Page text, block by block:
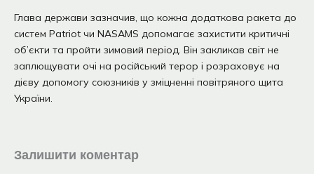
Глава держави зазначив, що кожна додаткова ракета до
систем Patriot чи NASAMS допомагає захистити критичні
об’єкти та пройти зимовий період. Він закликав світ не
заплющувати очі на російський терор і розраховує на
дієву допомогу союзників у зміцненні повітряного щита
України.
Залишити коментар